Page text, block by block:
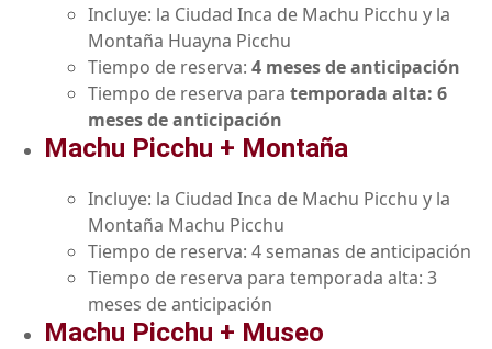
Incluye: la Ciudad Inca de Machu Picchu y la
Montaña Huayna Picchu
Tiempo de reserva: 4 meses de anticipación
Tiempo de reserva para temporada alta: 6
meses de anticipación
Machu Picchu + Montaña
Incluye: la Ciudad Inca de Machu Picchu y la
Montaña Machu Picchu
Tiempo de reserva: 4 semanas de anticipación
Tiempo de reserva para temporada alta: 3
meses de anticipación
Machu Picchu + Museo